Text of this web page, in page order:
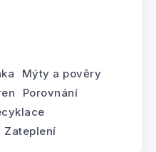
Mýty a pověry
Porovnání
Zateplení